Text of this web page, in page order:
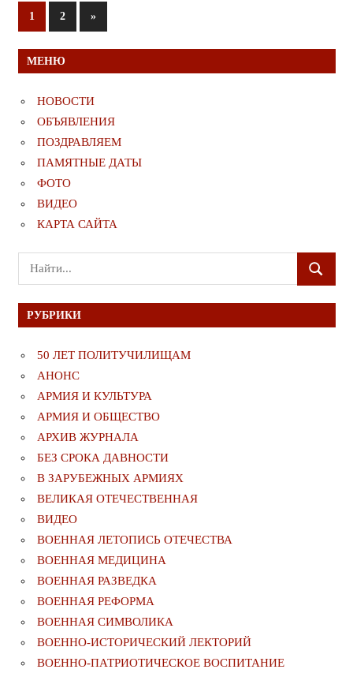
Пагинация
записей
1 2
Следующие
записи
»
МЕНЮ
НОВОСТИ
ОБЪЯВЛЕНИЯ
ПОЗДРАВЛЯЕМ
ПАМЯТНЫЕ ДАТЫ
ФОТО
ВИДЕО
КАРТА САЙТА
Поиск
для:
ПОИСК
РУБРИКИ
50 ЛЕТ ПОЛИТУЧИЛИЩАМ
АНОНС
АРМИЯ И КУЛЬТУРА
АРМИЯ И ОБЩЕСТВО
АРХИВ ЖУРНАЛА
БЕЗ СРОКА ДАВНОСТИ
В ЗАРУБЕЖНЫХ АРМИЯХ
ВЕЛИКАЯ ОТЕЧЕСТВЕННАЯ
ВИДЕО
ВОЕННАЯ ЛЕТОПИСЬ ОТЕЧЕСТВА
ВОЕННАЯ МЕДИЦИНА
ВОЕННАЯ РАЗВЕДКА
ВОЕННАЯ РЕФОРМА
ВОЕННАЯ СИМВОЛИКА
ВОЕННО-ИСТОРИЧЕСКИЙ ЛЕКТОРИЙ
ВОЕННО-ПАТРИОТИЧЕСКОЕ ВОСПИТАНИЕ